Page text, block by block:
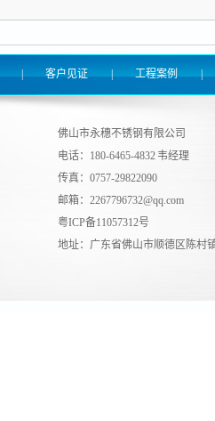
| 客户见证 | 工程案例 |
佛山市永穗不锈钢有限公司
电话：180-6465-4832 韦经理
传真：0757-29822090
邮箱：2267796732@qq.com
粤ICP备11057312号
地址：广东省佛山市顺德区陈